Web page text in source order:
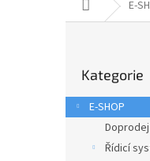
Domů E-
r
a
kategorie
Kategorie
E-SHOP
Řídicí